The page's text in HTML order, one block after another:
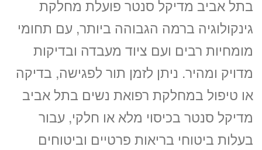
בתל אביב מדיקל סנטר פועלת מחלקת
גינקולוגיה ברמה הגבוהה ביותר, עם תחומי
מומחיות רבים ועם ציוד מעבדה ובדיקות
מדויק ומהיר. ניתן לזמן תור לפגישה, בדיקה
או טיפול במחלקת רפואת נשים בתל אביב
מדיקל סנטר בכיסוי מלא או חלקי, עבור
בעלות ביטוחי בריאות פרטיים וביטוחים